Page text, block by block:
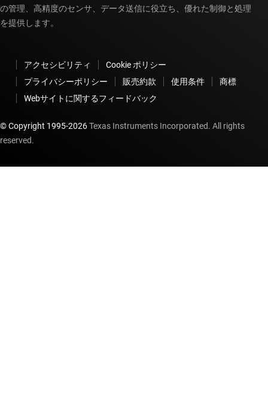
の管理、高精度のセンサ、データ送信に役立ち、優れた制御と処理
を提供します。
アクセシビリティ
Cookie ポリシー
プライバシーポリシー
販売約款 使用条件
商標
Webサイトに関するフィードバック
© Copyright 1995-2026Texas Instruments Incorporated. All rights
reserved.